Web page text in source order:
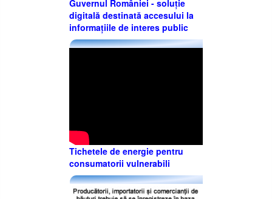
Guvernul României - soluție
digitală destinată accesului la
informațiile de interes public
Tichetele de energie pentru
consumatorii vulnerabili